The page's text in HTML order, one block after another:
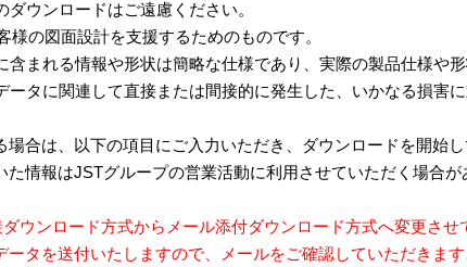
ダウンロードはご遠慮ください。
様の図面設計を支援するためのものです。
まれる情報や形状は簡略な仕様であり、実際の製品仕様や形
タに関連して直接または間接的に発生した、いかなる損害に
場合は、以下の項目にご入力いただき、ダウンロードを開始し
た情報はJSTグループの営業活動に利用させていただく場合が
ウンロード方式からメール添付ダウンロード方式へ変更させ
ータを送付いたしますので、メールをご確認していただきます